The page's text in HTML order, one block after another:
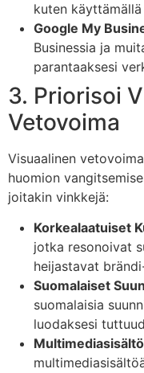
kuten
Google My
Businessia ja
parantaaksesi
3. Priorisoi
Vetovoima
Visuaalinen
huomion
joitakin vinkkejä:
Korkealaatuiset
jotka resonoivat
heijastavat
Suomalaiset
suomalaisia
luodaksesi